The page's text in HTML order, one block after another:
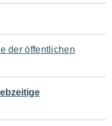
der öffentlichen